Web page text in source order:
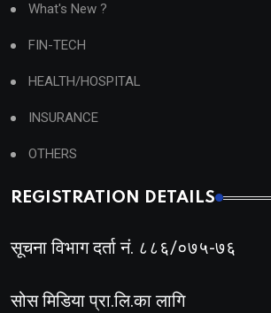
What's New ?
FIN-TECH
HEALTH/HOSPITAL
INSURANCE
OTHERS
REGISTRATION DETAILS
सूचना विभाग दर्ता नं. ८८६/०७५-७६
सोस मिडिया प्रा.लि.का लागि